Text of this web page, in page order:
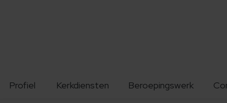
Profiel Kerkdiensten Beroepingswerk